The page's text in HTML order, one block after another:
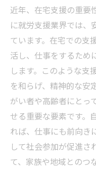
近年、在宅支援の重要
に就労支援業界では、
ています。在宅での支
活し、仕事をするため
します。このような支
を和らげ、精神的な安
がい者や高齢者にとっ
せる重要な要素です。
れば、仕事にも前向き
して社会参加が促進さ
て、家族や地域とのつ